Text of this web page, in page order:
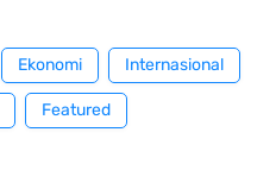
Ekonomi Internasional
Featured